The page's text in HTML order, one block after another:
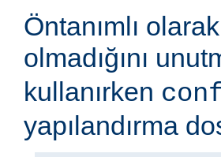
Öntanımlı
olmadığını
kullanırken
yapılandırma